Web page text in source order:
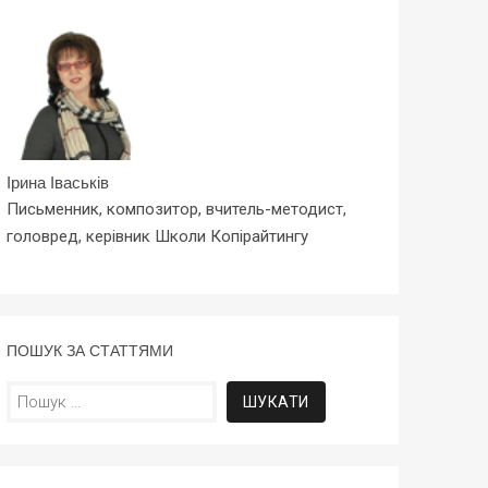
Ірина Іваськів
Письменник, композитор, вчитель-методист,
головред, керівник Школи Копірайтингу
ПОШУК ЗА СТАТТЯМИ
Пошук: